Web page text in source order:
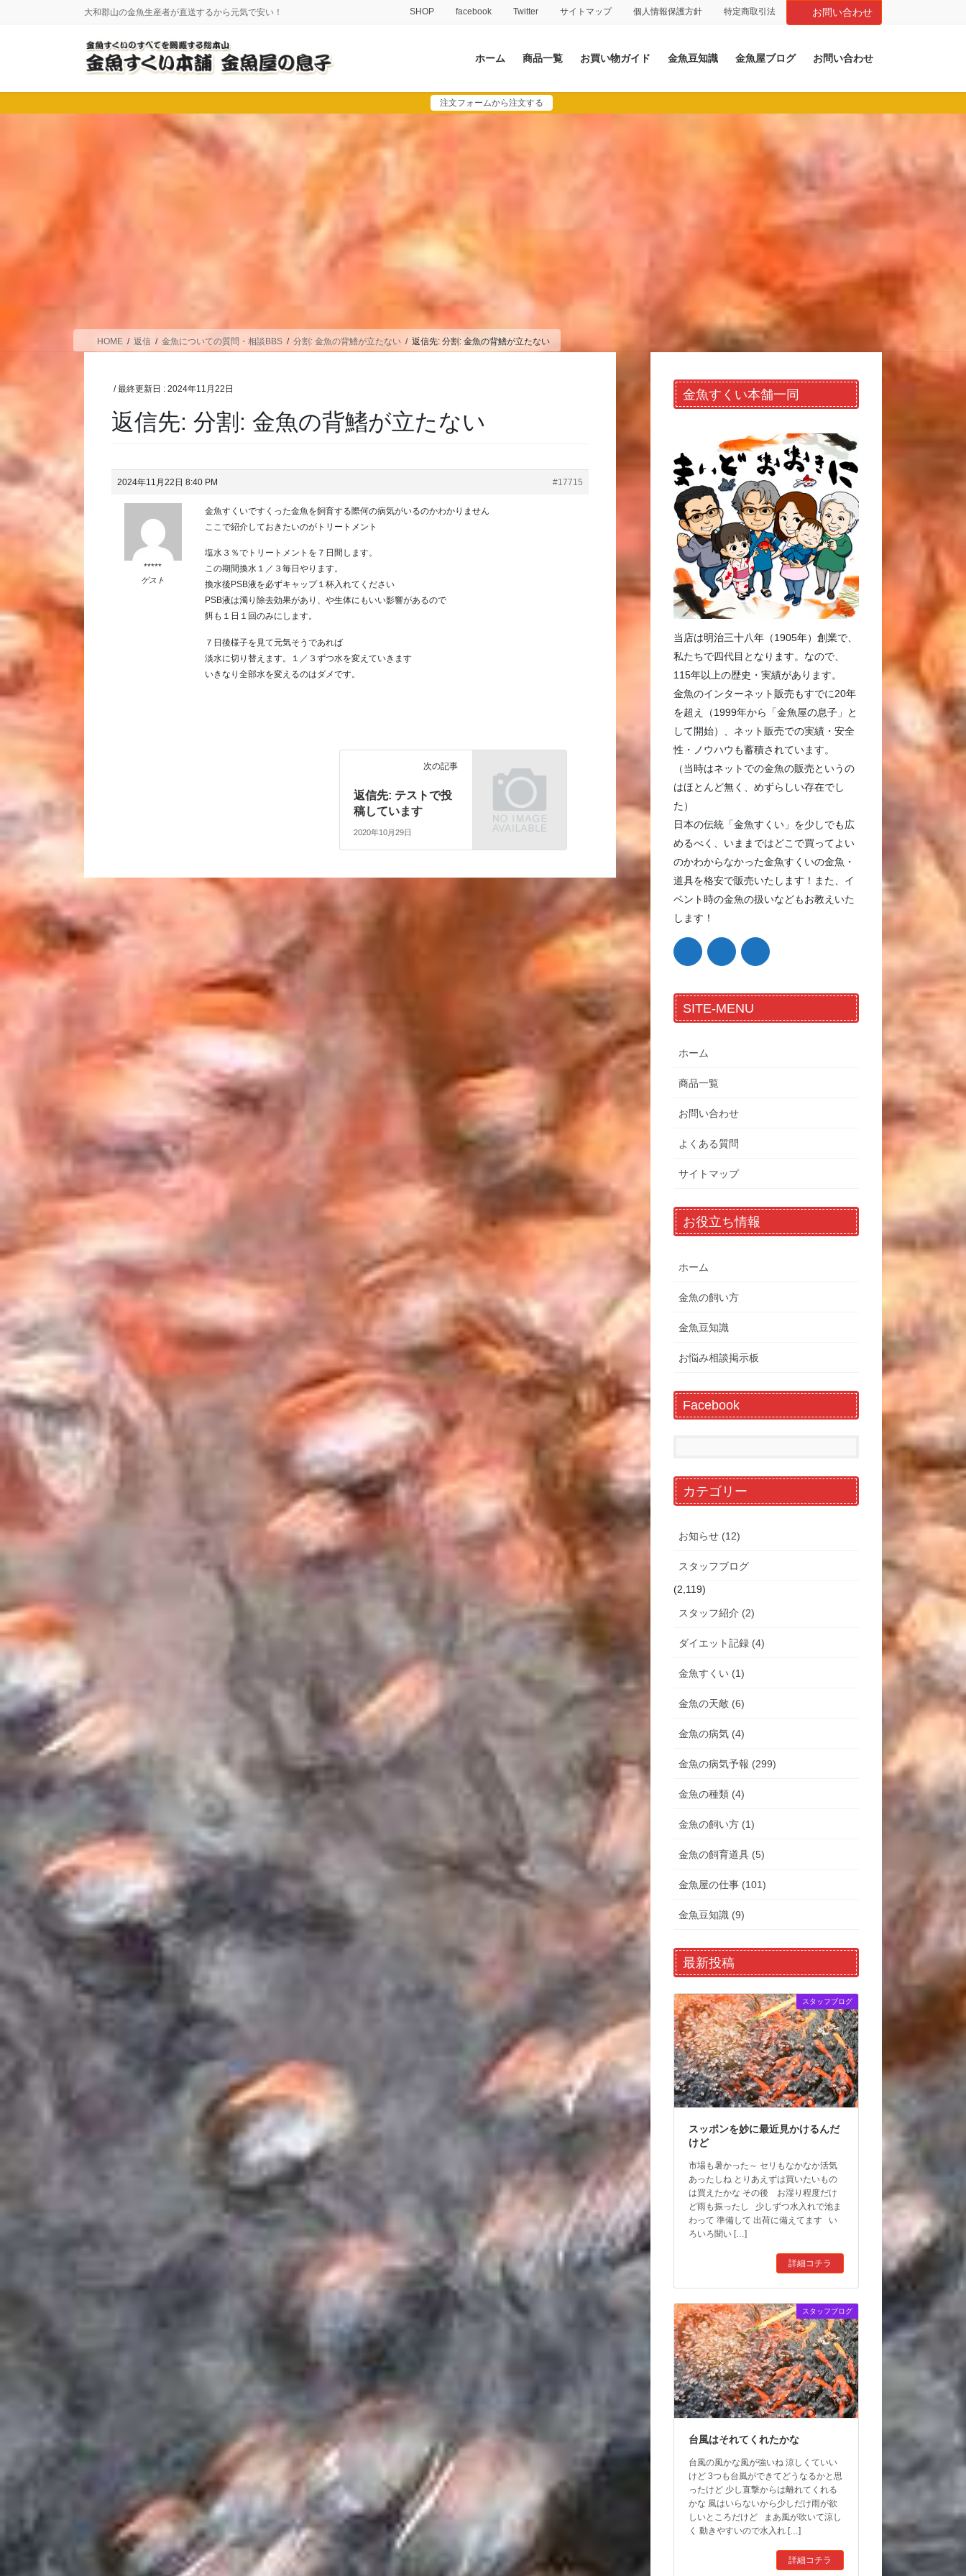
に
移
ョ
ン
大和郡山の金魚生産者が直送するから元気で安い！ SHOP facebook Twitter サイトマップ 個人情報保護方針 特定商取引法 お問い合わせ
ホーム 商品一覧 お買い物ガイド 金魚豆知識 金魚屋ブログ お問い合わせ
注文フォームから注文する
HOME 返信 金魚についての質問・相談BBS 分割: 金魚の背鰭が立たない 返信先: 分割: 金魚の背鰭が立たない
/ 最終更新日 :2024年11月22日
返信先: 分割: 金魚の背鰭が立たない
2024年11月22日 8:40 PM #17715
*****
ゲスト
金魚すくいですくった金魚を飼育する際何の病気がいるのかわかりません
ここで紹介しておきたいのがトリートメント
塩水３％でトリートメントを７日間します。
この期間換水１／３毎日やります。
換水後PSB液を必ずキャップ１杯入れてください
PSB液は濁り除去効果があり、や生体にもいい影響があるので
餌も１日１回のみにします。
７日後様子を見て元気そうであれば
淡水に切り替えます。１／３ずつ水を変えていきます
いきなり全部水を変えるのはダメです。
次の記事
返信先: テストで投
稿しています
2020年10月29日
金魚すくい本舗一同
当店は明治三十八年（1905年）創業で、
私たちで四代目となります。なので、
115年以上の歴史・実績があります。
金魚のインターネット販売もすでに20年
を超え（1999年から「金魚屋の息子」と
して開始）、ネット販売での実績・安全
性・ノウハウも蓄積されています。
（当時はネットでの金魚の販売というの
はほとんど無く、めずらしい存在でし
た）
日本の伝統「金魚すくい」を少しでも広
めるべく、いままではどこで買ってよい
のかわからなかった金魚すくいの金魚・
道具を格安で販売いたします！また、イ
ベント時の金魚の扱いなどもお教えいた
します！
SITE-MENU
ホーム
商品一覧
お問い合わせ
よくある質問
サイトマップ
お役立ち情報
ホーム
金魚の飼い方
金魚豆知識
お悩み相談掲示板
Facebook
カテゴリー
お知らせ (12)
スタッフブログ
(2,119)
スタッフ紹介 (2)
ダイエット記録 (4)
金魚すくい (1)
金魚の天敵 (6)
金魚の病気 (4)
金魚の病気予報 (299)
金魚の種類 (4)
金魚の飼い方 (1)
金魚の飼育道具 (5)
金魚屋の仕事 (101)
金魚豆知識 (9)
最新投稿
スタッフブログ
スッポンを妙に最近見かけるんだ
けど
市場も暑かった～ セリもなかなか活気
あったしね とりあえずは買いたいもの
は買えたかな その後 お湿り程度だけ
ど雨も振ったし 少しずつ水入れで池ま
わって 準備して 出荷に備えてます い
ろいろ聞い […]
詳細コチラ
スタッフブログ
台風はそれてくれたかな
台風の風かな風が強いね 涼しくていい
けど 3つも台風ができてどうなるかと思
ったけど 少し直撃からは離れてくれる
かな 風はいらないから少しだけ雨が欲
しいところだけど まあ風が吹いて涼し
く 動きやすいので水入れ […]
詳細コチラ